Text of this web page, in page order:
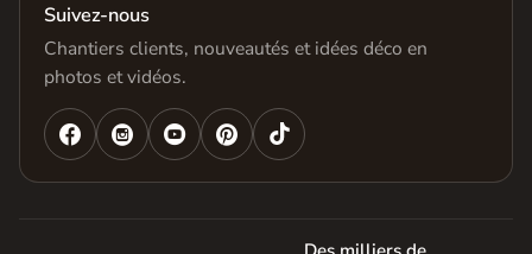
Suivez-nous
Chantiers clients, nouveautés et idées déco en
photos et vidéos.
   